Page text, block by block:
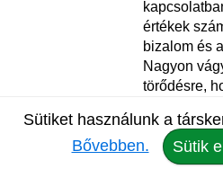
értékek
bizalom és
Nagyon
törődésre,
komoly
tényleg
Sütiket használunk a
Bővebben.
Sütik